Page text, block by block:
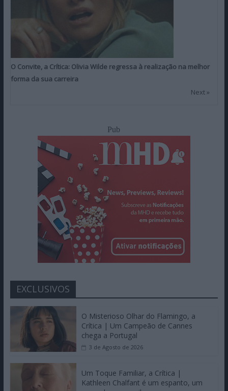
O Convite, a Crítica: Olivia Wilde regressa à realização na melhor
forma da sua carreira
Next »
Pub
EXCLUSIVOS
O Misterioso Olhar do Flamingo, a
Crítica | Um Campeão de Cannes
chega a Portugal
3 de Agosto de 2026
Um Toque Familiar, a Crítica |
Kathleen Chalfant é um espanto, um